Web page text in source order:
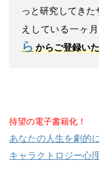
っと研究してき
えしている一ヶ
らからご登録い
待望の電子書籍化！
あなたの人生を劇的
キャラクトロジー心